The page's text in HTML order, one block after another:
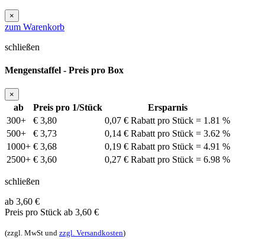
×
zum Warenkorb
schließen
Mengenstaffel - Preis pro Box
×
ab Preis pro 1/Stück
Ersparnis
300+
€ 3,80
0,07 € Rabatt pro Stück = 1.81 %
500+
€ 3,73
0,14 € Rabatt pro Stück = 3.62 %
1000+ € 3,68
0,19 € Rabatt pro Stück = 4.91 %
2500+ € 3,60 0,27 € Rabatt pro Stück = 6.98 %
schließen
ab 3,60 €
Preis pro Stück ab 3,60 €
(zzgl. MwSt und zzgl. Versandkosten)